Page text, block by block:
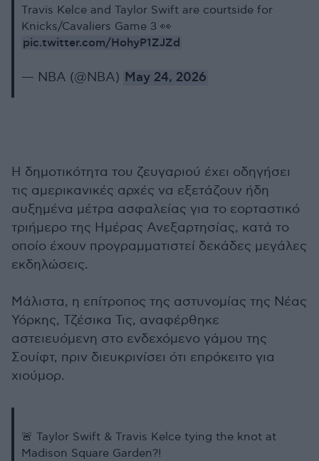
Travis Kelce and Taylor Swift are courtside for
Knicks/Cavaliers Game 3 👀
pic.twitter.com/HohyP1ZJZd
— NBA (@NBA) May 24, 2026
Η δημοτικότητα του ζευγαριού έχει οδηγήσει
τις αμερικανικές αρχές να εξετάζουν ήδη
αυξημένα μέτρα ασφαλείας για το εορταστικό
τριήμερο της Ημέρας Ανεξαρτησίας, κατά το
οποίο έχουν προγραμματιστεί δεκάδες μεγάλες
εκδηλώσεις.
Μάλιστα, η επίτροπος της αστυνομίας της Νέας
Υόρκης, Τζέσικα Τις, αναφέρθηκε
αστειευόμενη στο ενδεχόμενο γάμου της
Σουίφτ, πριν διευκρινίσει ότι επρόκειτο για
χιούμορ.
🚨 Taylor Swift & Travis Kelce tying the knot at
Madison Square Garden?!